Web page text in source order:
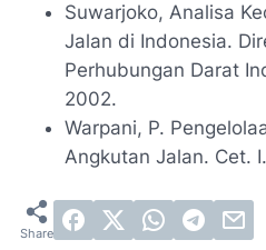
Suwarjoko, Analisa
Jalan di Indonesia.
Perhubungan Darat
2002.
Warpani, P.
Angkutan Jalan. Cet.